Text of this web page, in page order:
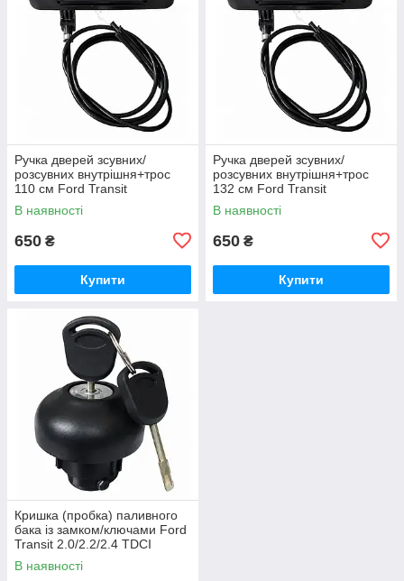
Ручка дверей зсувних/
розсувних внутрішня+трос
110 см Ford Transit
2.0/2.2/2.4 TDCI дизель Форд
Транзіт 2000-2013,
В наявності
650 ₴
Купити
Ручка дверей зсувних/
розсувних внутрішня+трос
132 см Ford Transit
2.0/2.2/2.4 TDCI дизель Форд
Транзіт 2000-2013,
В наявності
650 ₴
Купити
Кришка (пробка) паливного
бака із замком/ключами Ford
Transit 2.0/2.2/2.4 TDCI
дизель Форд Транзіт 2000-
2013, 1715043
В наявності